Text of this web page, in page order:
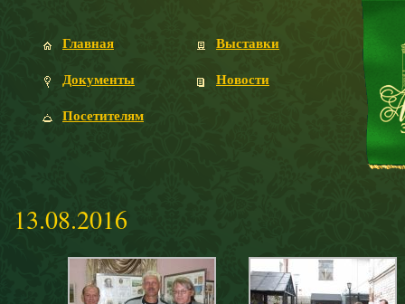
Главная
Документы
Посетителям
Выставки
Новости
13.08.2016